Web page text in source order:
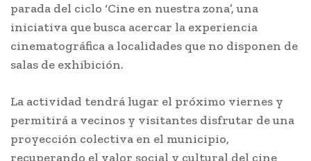
parada del ciclo ‘Cine en nuestra zona’, una
iniciativa que busca acercar la experiencia
cinematográfica a localidades que no disponen de
salas de exhibición.
La actividad tendrá lugar el próximo viernes y
permitirá a vecinos y visitantes disfrutar de una
proyección colectiva en el municipio,
recuperando el valor social y cultural del cine